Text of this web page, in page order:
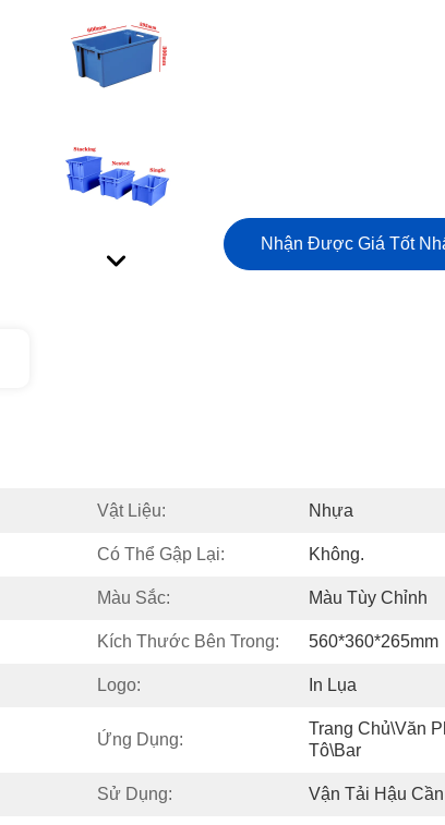
Nhận Được Giá Tốt
Vật Liệu: Nhựa
Có Thể Gập Lại: Không.
Màu Sắc: Màu Tùy Chỉnh
Kích Thước Bên Trong: 560*360*265mm
Logo: In Lụa
Ứng Dụng:
Trang Chủ\Văn
Tô\bar
Sử Dụng: Vận Tải Hậu